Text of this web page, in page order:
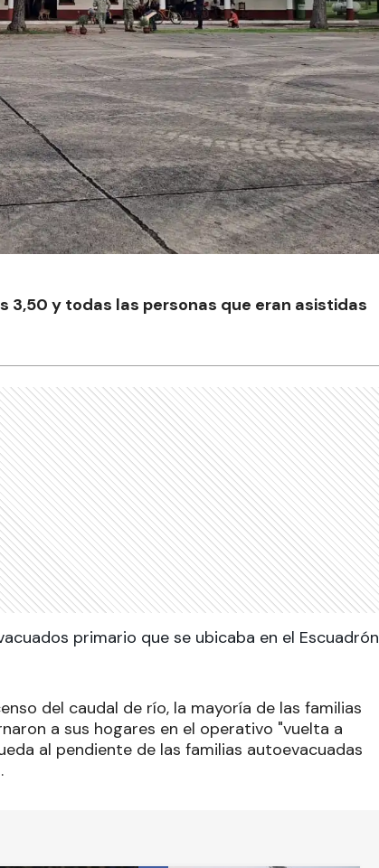
3,50 y todas las personas que eran asistidas
primario que se ubicaba en el Escuadrón
del caudal de río, la mayoría de las familias
a sus hogares en el operativo "vuelta a
al pendiente de las familias autoevacuadas